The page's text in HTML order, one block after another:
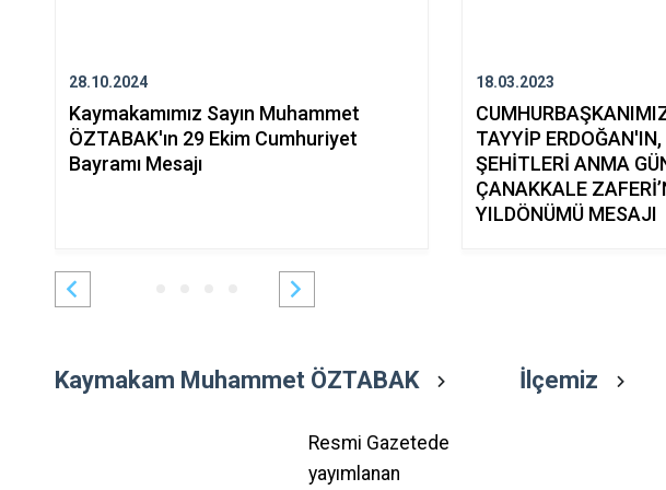
28.10.2024
Kaymakamımız Sayın Muhammet
ÖZTABAK'ın 29 Ekim Cumhuriyet
Bayramı Mesajı
18.03.2023
TAYYİP
ŞEHİTLERİ ANMA
ÇANAKKALE
YILDÖNÜMÜ MESAJI
Kaymakam Muhammet ÖZTABAK
Resmi Gazetede
yayımlanan
İlçemiz